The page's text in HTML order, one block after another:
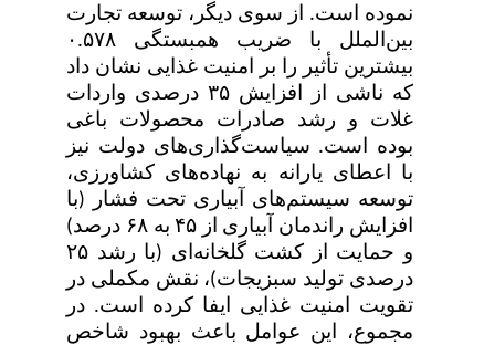
نموده است.از سوی دیگر، توسعه تجارت
بین‌الملل با ضریب همبستگی
۰.۵۷۸
بیشترین تأثیر را بر امنیت غذایی نشان داد
که ناشی از افزایش ۳۵درصدی واردات
غلات و رشد صادرات محصولات باغی
بوده است. سیاست‌گذاری‌های دولت نیز
با اعطای یارانه به نهاده‌های کشاورزی،
توسعه سیستم‌های آبیاری تحت فشار (با
افزایش راندمان آبیاری از۴۵به۶۸درصد)
و حمایت از کشت گلخانه‌ای (با رشد۲۵
درصدی تولید سبزیجات)، نقش مکملی در
تقویت امنیت غذایی ایفا کرده است. در
مجموع، این عوامل باعث بهبود شاخص